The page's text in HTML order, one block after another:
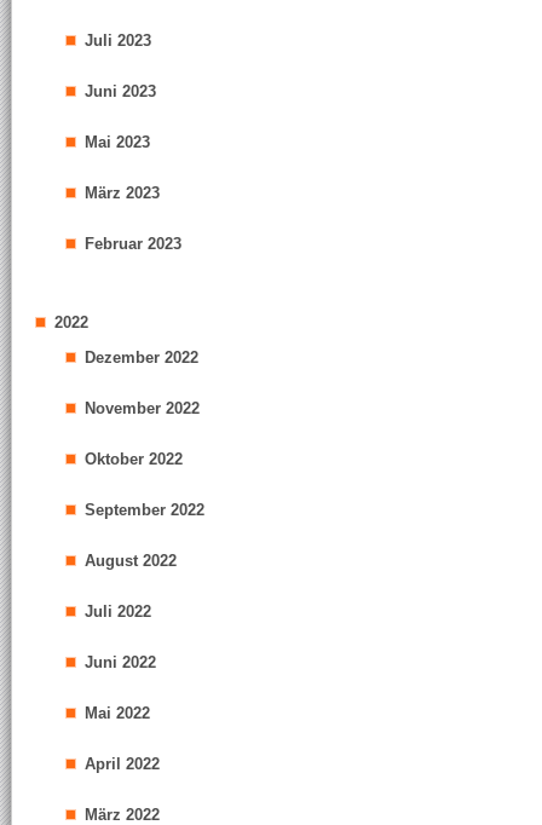
Juli 2023
Juni 2023
Mai 2023
März 2023
Februar 2023
2022
Dezember 2022
November 2022
Oktober 2022
September 2022
August 2022
Juli 2022
Juni 2022
Mai 2022
April 2022
März 2022